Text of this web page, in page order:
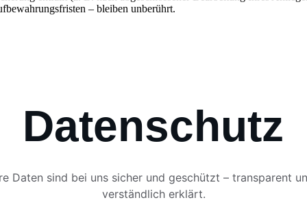
Datenschutz
Daten sind bei uns sicher und geschützt – transparent
verständlich erklärt.